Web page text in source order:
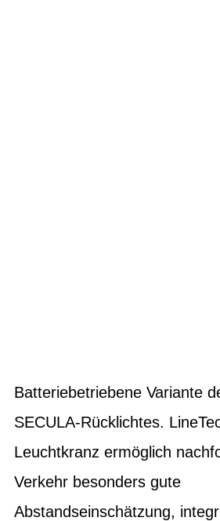
Batteriebetriebene Variante
SECULA-Rücklichtes.
Leuchtkranz ermöglich
Verkehr besonders gute
Abstandseinschätzung,